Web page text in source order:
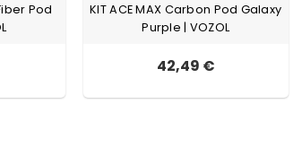
Pod
KIT ACE MAX Carbon Pod Galaxy
Purple | VOZOL
42,49 €